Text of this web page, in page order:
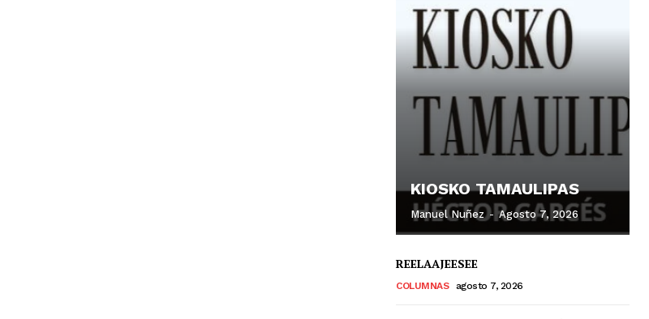
KIOSKO TAMAULIPAS
Manuel Nuñez - Agosto 7, 2026
REELAAJEESEE
COLUMNAS agosto 7, 2026